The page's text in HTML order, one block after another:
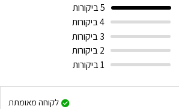
5 ביקורות
4 ביקורות
3 ביקורות
2 ביקורות
1 ביקורות
לקוחה מאומתת